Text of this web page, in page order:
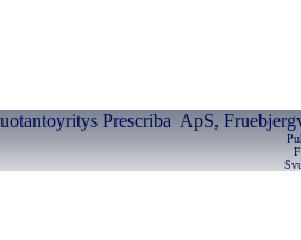
Prescriba ApS,